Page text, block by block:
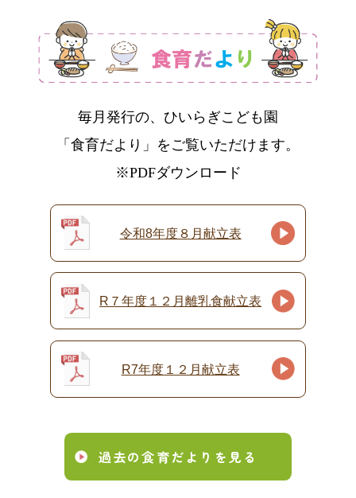
毎月発行の、ひいらぎこども園
「食育だより」をご覧いただけます。
※PDFダウンロード
令和8年度８月献立表
R７年度１２月離乳食献立表
R7年度１２月献立表
過去の食育だよりを見る